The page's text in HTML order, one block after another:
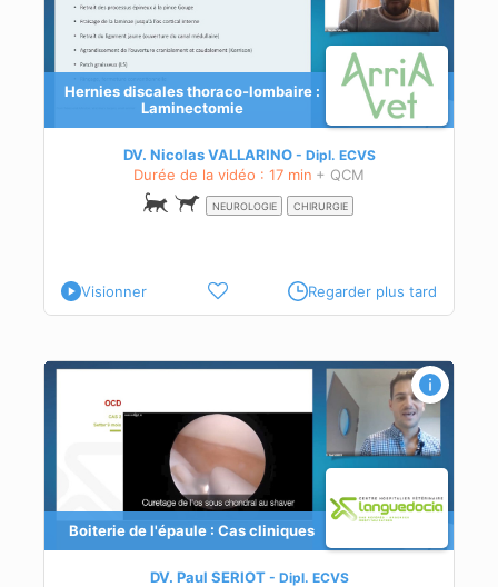
Hernies discales thoraco-lombaire :
Laminectomie
DV. Nicolas VALLARINO Dipl. ECVS
Durée de la vidéo : 17 min + QCM
NEUROLOGIE CHIRURGIE
Visionner Regarder plus tard
Boiterie de l'épaule : Cas cliniques
DV. Paul SERIOT Dipl. ECVS